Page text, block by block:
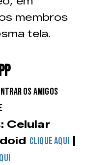
membros
tela.
Celular
CLIQUE AQUI